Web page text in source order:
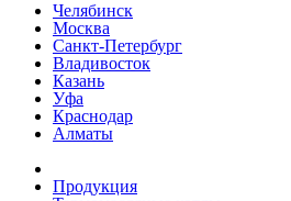
Челябинск
Москва
Санкт-Петербург
Владивосток
Казань
Уфа
Краснодар
Алматы
Продукция